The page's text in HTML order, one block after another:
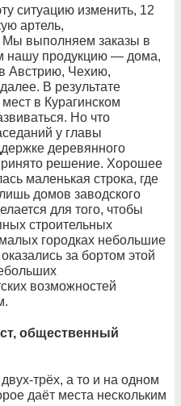
ситуацию изменить, 12
артель,
Мы выполняем заказы в
нашу продукцию — дома,
Австрию, Чехию,
В результате
в Курагинском
Но что
у главы
деревянного
решение. Хорошее
маленькая строка, где
домов заводского
для того, чтобы
строительных
городках небольшие
за бортом этой
возможностей
общественный
трёх, а то и на одном
даёт места нескольким